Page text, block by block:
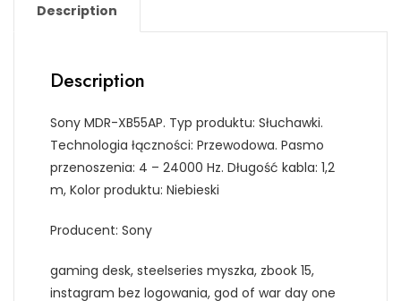
Description
Description
Sony MDR-XB55AP. Typ produktu: Słuchawki.
Technologia łączności: Przewodowa. Pasmo
przenoszenia: 4 – 24000 Hz. Długość kabla: 1,2
m, Kolor produktu: Niebieski
Producent: Sony
gaming desk, steelseries myszka, zbook 15,
instagram bez logowania, god of war day one